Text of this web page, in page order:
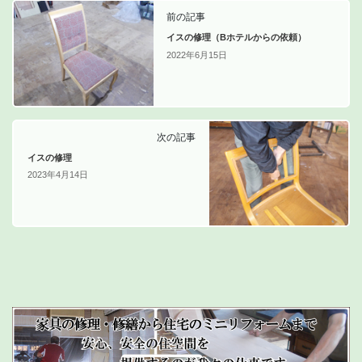
前の記事
イスの修理（Bホテルからの依頼）
2022年6月15日
次の記事
イスの修理
2023年4月14日